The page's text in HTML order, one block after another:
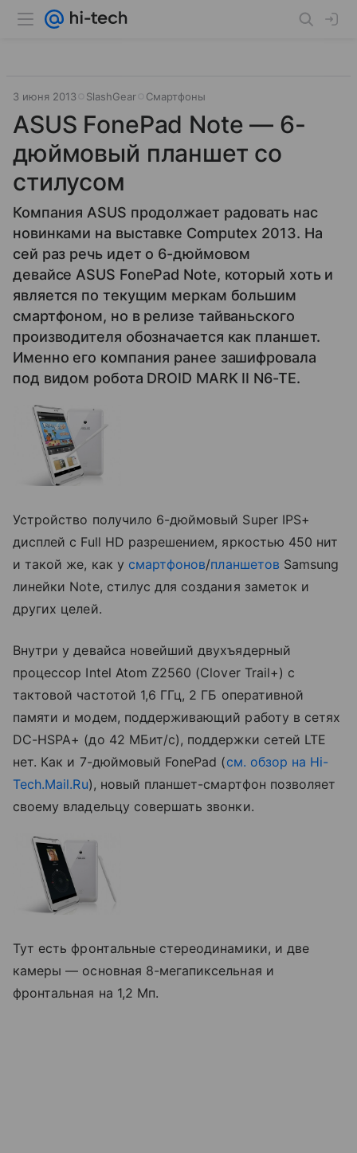
3 июня 2013 SlashGear Смартфоны
ASUS FonePad Note — 6-
дюймовый планшет со
стилусом
Компания ASUS продолжает радовать нас
новинками на выставке Computex 2013. На
сей раз речь идет о 6-дюймовом
девайсе ASUS FonePad Note, который хоть и
является по текущим меркам большим
смартфоном, но в релизе тайваньского
производителя обозначается как планшет.
Именно его компания ранее зашифровала
под видом робота DROID MARK II N6-TE.
Устройство получило 6-дюймовый Super IPS+
дисплей с Full HD разрешением, яркостью 450 нит
и такой же, как у смартфонов/планшетов Samsung
линейки Note, стилус для создания заметок и
других целей.
Внутри у девайса новейший двухъядерный
процессор Intel Atom Z2560 (Clover Trail+) с
тактовой частотой 1,6 ГГц, 2 ГБ оперативной
памяти и модем, поддерживающий работу в сетях
DC-HSPA+ (до 42 МБит/с), поддержки сетей LTE
нет. Как и 7-дюймовый FonePad (см. обзор на Hi-
Tech.Mail.Ru), новый планшет-смартфон позволяет
своему владельцу совершать звонки.
Тут есть фронтальные стереодинамики, и две
камеры — основная 8-мегапиксельная и
фронтальная на 1,2 Мп.